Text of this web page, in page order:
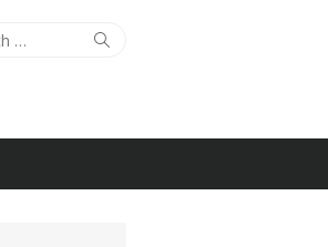
Search